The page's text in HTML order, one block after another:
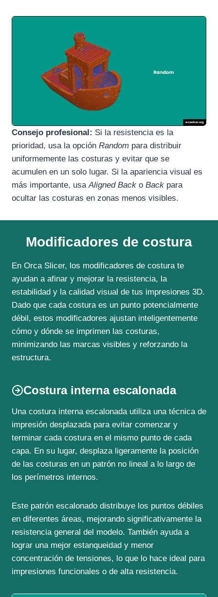
Consejo profesional: Si la resistencia es la
prioridad, usa la opción Random para distribuir
uniformemente las costuras y evitar que se
acumulen en un solo lugar. Si la apariencia visual es
más importante, usaAligned Back o Back para
ocultar las costuras en zonas menos visibles.
Modificadores de costura
En Orca Slicer, los modificadores de costura te
ayudan a afinar y mejorar la resistencia, la
estabilidad y la calidad visual de tus impresiones 3D.
Dado que cada costura es un punto potencialmente
débil, estos modificadores ajustan inteligentemente
cómo y dónde se imprimen las costuras,
minimizando las marcas visibles y reforzando la
estructura.
Costura interna escalonada
Una costura interna escalonada utiliza una técnica de
impresión desplazada para evitar comenzar y
terminar cada costura en el mismo punto de cada
capa. En su lugar, desplaza ligeramente la posición
de las costuras en un patrón no lineal a lo largo de
los perímetros internos.
Este patrón escalonado distribuye los puntos débiles
en diferentes áreas, mejorando significativamente la
resistencia general del modelo. También ayuda a
lograr una mejor estanqueidad y menor
concentración de tensiones, lo que lo hace ideal para
impresiones funcionales o de alta resistencia.